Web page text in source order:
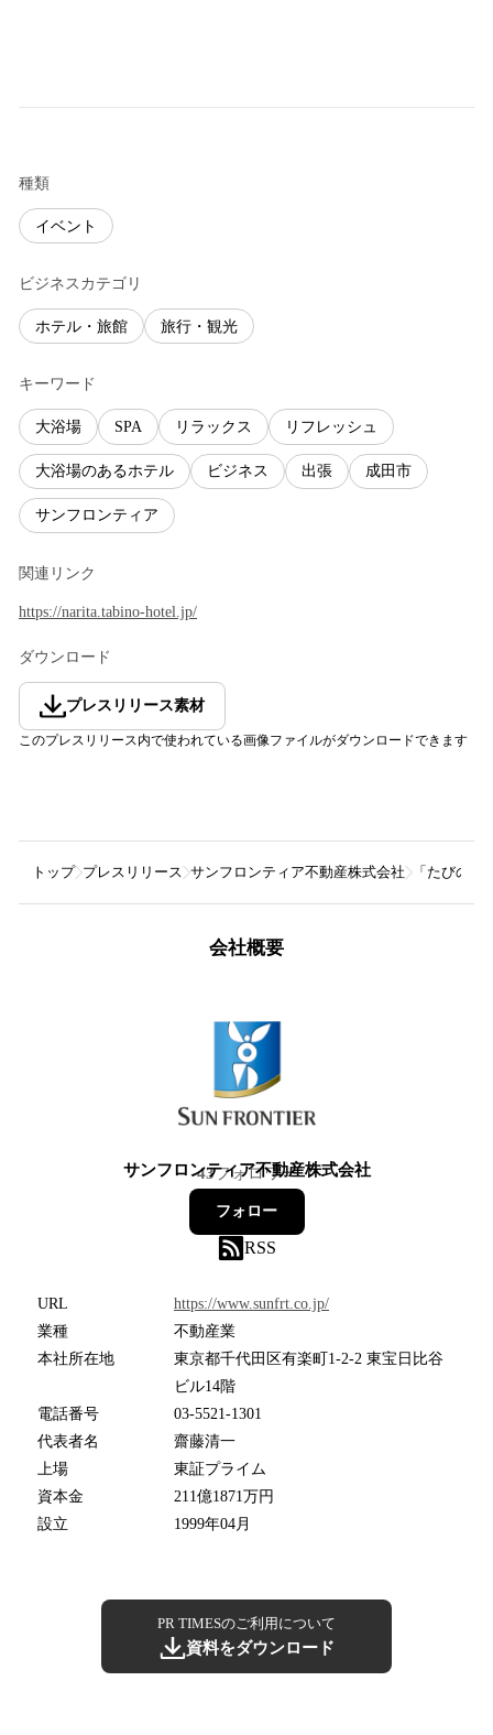
種類
イベント
ビジネスカテゴリ
ホテル・旅館 旅行・観光
キーワード
大浴場 SPA リラックス リフレッシュ
大浴場のあるホテル ビジネス 出張 成田市
サンフロンティア
関連リンク
https://narita.tabino-hotel.jp/
ダウンロード
プレスリリース素材
このプレスリリース内で使われている画像ファイルがダウンロードできます
トップ プレスリリース サンフロンティア不動産株式会社 「たびの
会社概要
サンフロンティア不動産株式会社
43フォロワー
フォロー
RSS
URL
https://www.sunfrt.co.jp/
業種
不動産業
本社所在地
東京都千代田区有楽町1-2-2 東宝日比谷
ビル14階
電話番号
03-5521-1301
代表者名
齋藤清一
上場
東証プライム
資本金
211億1871万円
設立
1999年04月
PR TIMESのご利用について
資料をダウンロード